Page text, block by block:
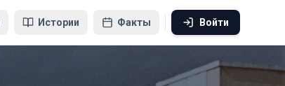
Истории Факты Войти